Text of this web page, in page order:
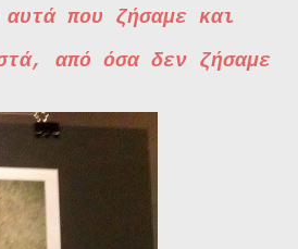
που ζήσαμε και
από όσα δεν ζήσαμε